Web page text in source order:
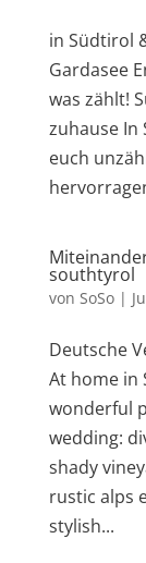
in Südtirol
Gardasee
was zählt!
zuhause In
euch
southtyrol
von SoSo|
Deutsche
At home in
wonderful
wedding:
shady
rustic alps
stylish...